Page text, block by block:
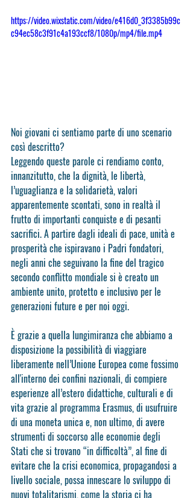
https://video.wixstatic.com/video/e416d0_3f3385b99c
c94ec58c3f91c4a193ccf8/1080p/mp4/file.mp4
Noi giovani ci sentiamo parte di uno scenario
così descritto?
Leggendo queste parole ci rendiamo conto,
innanzitutto, che la dignità, le libertà,
l’uguaglianza e la solidarietà, valori
apparentemente scontati, sono in realtà il
frutto di importanti conquiste e di pesanti
sacrifici. A partire dagli ideali di pace, unità e
prosperità che ispiravano i Padri fondatori,
negli anni che seguivano la fine del tragico
secondo conflitto mondiale si è creato un
ambiente unito, protetto e inclusivo per le
generazioni future e per noi oggi.
È grazie a quella lungimiranza che abbiamo a
disposizione la possibilità di viaggiare
liberamente nell’Unione Europea come fossimo
all'interno dei confini nazionali, di compiere
esperienze all’estero didattiche, culturali e di
vita grazie al programma Erasmus, di usufruire
di una moneta unica e, non ultimo, di avere
strumenti di soccorso alle economie degli
Stati che si trovano “in difficoltà”, al fine di
evitare che la crisi economica, propagandosi a
livello sociale, possa innescare lo sviluppo di
nuovi totalitarismi, come la storia ci ha